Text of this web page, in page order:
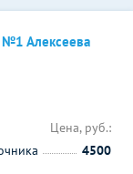
№1 Алексеева
Цена, руб.:
4500